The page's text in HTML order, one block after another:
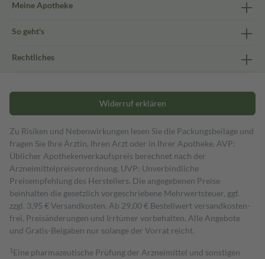
Meine Apotheke
So geht's
Rechtliches
Widerruf erklären
Zu Risiken und Nebenwirkungen lesen Sie die Packungsbeilage und
fragen Sie Ihre Ärztin, Ihren Arzt oder in Ihrer Apotheke. AVP:
Üblicher Apothekenverkaufspreis berechnet nach der
Arzneimittelpreisverordnung. UVP: Unverbindliche
Preisempfehlung des Herstellers. Die angegebenen Preise
beinhalten die gesetzlich vorgeschriebene Mehrwertsteuer, ggf.
zzgl. 3,95 € Versandkosten. Ab 29,00 € Bestell­wert versand­kosten­
frei. Preisänderungen und Irrtümer vorbehalten. Alle Angebote
und Gratis-Beigaben nur solange der Vorrat reicht.
1 Eine pharmazeutische Prüfung der Arzneimittel und sonstigen